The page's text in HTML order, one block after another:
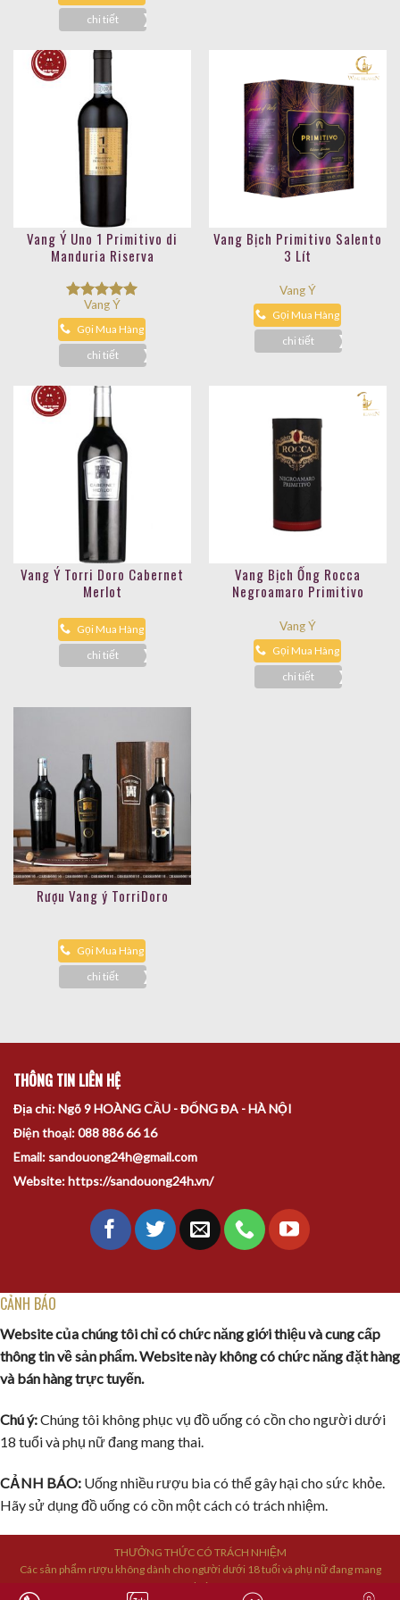
5 sao
chi tiết
Vang Ý Uno 1 Primitivo di
Manduria Riserva
Được xếp
hạng5.00
5 sao
Vang Ý
Gọi Mua Hàng
chi tiết
Vang Bịch Primitivo Salento
3 Lít
Vang Ý
Gọi Mua Hàng
chi tiết
Vang Ý Torri Doro Cabernet
Merlot
Gọi Mua Hàng
chi tiết
Vang Bịch Ống Rocca
Negroamaro Primitivo
Vang Ý
Gọi Mua Hàng
chi tiết
Rượu Vang ý TorriDoro
Gọi Mua Hàng
chi tiết
THÔNG TIN LIÊN HỆ
Địa chỉ: Ngõ 9 HOÀNG CẦU - ĐỐNG ĐA - HÀ NỘI
Điện thoại: 088 886 66 16
Email: sandouong24h@gmail.com
Website: https://sandouong24h.vn/
CẢNH BÁO
Website của chúng tôi chỉ có chức năng giới thiệu và cung cấp
thông tin về sản phẩm. Website này không có chức năng đặt hàng
và bán hàng trực tuyến.
Chú ý:Chúng tôi không phục vụ đồ uống có cồn cho người dưới
18 tuổi và phụ nữ đang mang thai.
CẢNH BÁO: Uống nhiều rượu bia có thể gây hại cho sức khỏe.
Hãy sử dụng đồ uống có cồn một cách có trách nhiệm.
THƯỞNG THỨC CÓ TRÁCH NHIỆM
Các sản phẩm rượu không dành cho người dưới 18 tuổi và phụ nữ đang mang
thai.